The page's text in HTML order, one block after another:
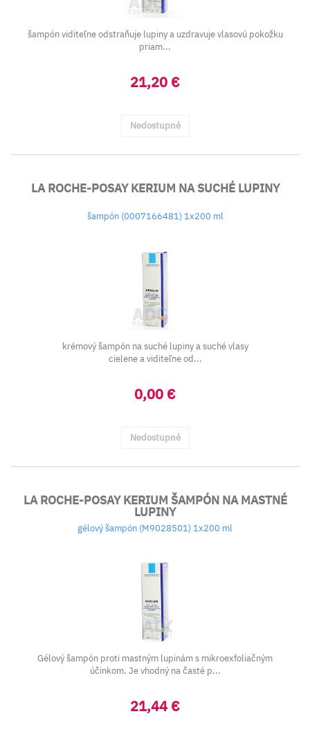
šampón viditeľne odstraňuje lupiny a uzdravuje vlasovú pokožku
priam...
21,20 €
Nedostupné
LA ROCHE-POSAY KERIUM NA SUCHÉ LUPINY
šampón (0007166481) 1x200 ml
krémový šampón na suché lupiny a suché vlasy
cielene a viditeľne od...
0,00 €
Nedostupné
LA ROCHE-POSAY KERIUM ŠAMPÓN NA MASTNÉ
LUPINY
gélový šampón (M9028501) 1x200 ml
Gélový šampón proti mastným lupinám s mikroexfoliačným
účinkom. Je vhodný na časté p...
21,44 €